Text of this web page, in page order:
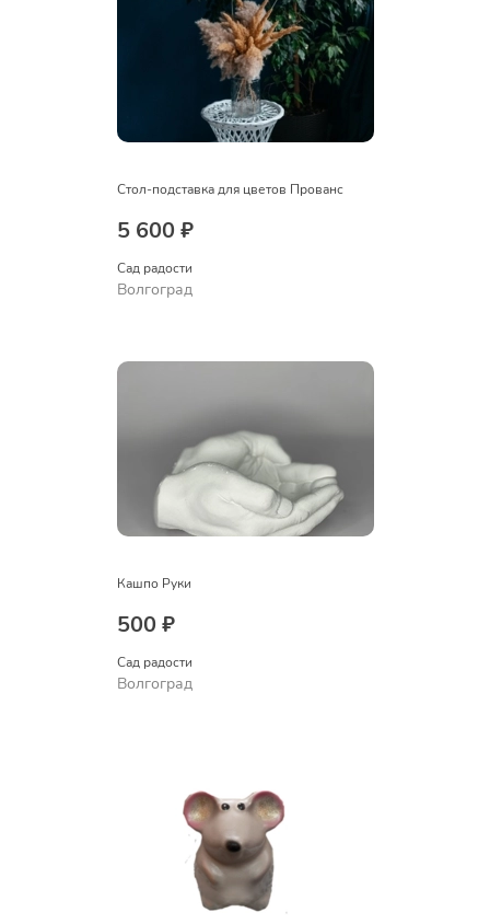
Стол-подставка для цветов Прованс
5 600 ₽
Сад радости
Волгоград
Кашпо Руки
500 ₽
Сад радости
Волгоград